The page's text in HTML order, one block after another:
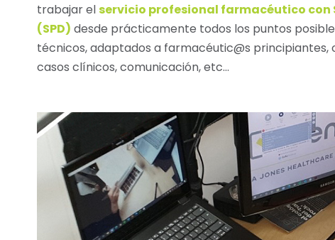
trabajar el servicio profesional farmacéutico con
(SPD) desde prácticamente todos los puntos
técnicos, adaptados a farmacéutic@s
casos clínicos, comunicación, etc…